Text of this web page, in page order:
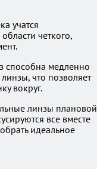
учатся
четкого,
способна медленно
что позволяет
вокруг.
линзы плановой
все вместе
идеальное